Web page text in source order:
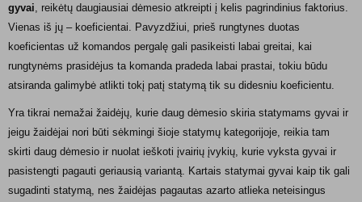
gyvai , reikėtų daugiausiai dėmesio atkreipti į kelis pagrindinius faktorius.
Vienas iš jų – koeficientai. Pavyzdžiui, prieš rungtynes duotas
koeficientas už komandos pergalę gali pasikeisti labai greitai, kai
rungtynėms prasidėjus ta komanda pradeda labai prastai, tokiu būdu
atsiranda galimybė atlikti tokį patį statymą tik su didesniu koeficientu.
Yra tikrai nemažai žaidėjų, kurie daug dėmesio skiria statymams gyvai ir
jeigu žaidėjai nori būti sėkmingi šioje statymų kategorijoje, reikia tam
skirti daug dėmesio ir nuolat ieškoti įvairių įvykių, kurie vyksta gyvai ir
pasistengti pagauti geriausią variantą. Kartais statymai gyvai kaip tik gali
sugadinti statymą, nes žaidėjas pagautas azarto atlieka neteisingus